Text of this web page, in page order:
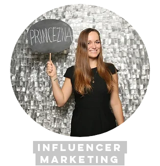
influencer
marketing